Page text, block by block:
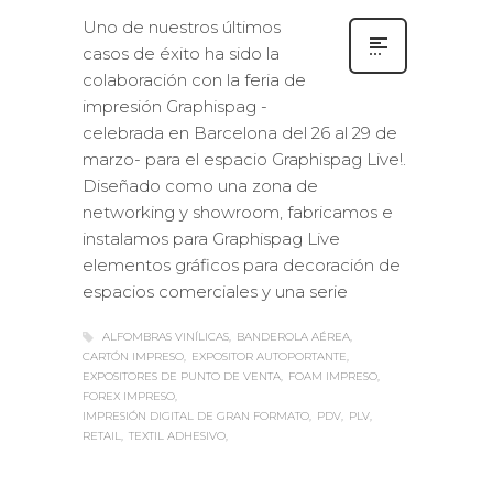
Uno de nuestros últimos
casos de éxito ha sido la
colaboración con la feria de
impresión Graphispag -
celebrada en Barcelona del 26 al 29 de
marzo- para el espacio Graphispag Live!.
Diseñado como una zona de
networking y showroom, fabricamos e
instalamos para Graphispag Live
elementos gráficos para decoración de
espacios comerciales y una serie
ALFOMBRAS VINÍLICAS
BANDEROLA AÉREA
CARTÓN IMPRESO
EXPOSITOR AUTOPORTANTE
EXPOSITORES DE PUNTO DE VENTA
FOAM IMPRESO
FOREX IMPRESO
IMPRESIÓN DIGITAL DE GRAN FORMATO
PDV
PLV
RETAIL TEXTIL ADHESIVO